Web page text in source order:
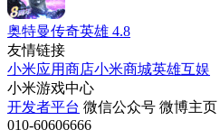
奥特曼传奇英雄 4.8
友情链接
小米应用商店小米商城英雄互娱
小米游戏中心
开发者平台 微信公众号 微博主页
010-60606666